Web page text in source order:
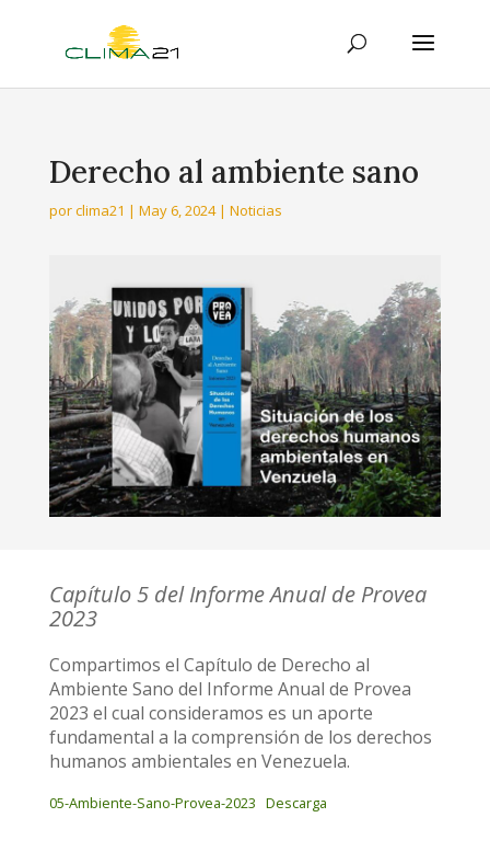
Derecho al ambiente sano
porclima21 | May 6, 2024| Noticias
Capítulo 5 del Informe Anual de Provea
2023
Compartimos el Capítulo de Derecho al
Ambiente Sano del Informe Anual de Provea
2023 el cual consideramos es un aporte
fundamental a la comprensión de los derechos
humanos ambientales en Venezuela.
05-Ambiente-Sano-Provea-2023 Descarga